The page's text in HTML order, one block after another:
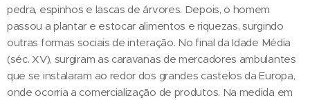
pedra, espinhos e lascas de árvores. Depois, o homem
passou a plantar e estocar alimentos e riquezas, surgindo
outras formas sociais de interação. No final da Idade Média
(séc. XV), surgiram as caravanas de mercadores ambulantes
que se instalaram ao redor dos grandes castelos da Europa,
onde ocorria a comercialização de produtos. Na medida em